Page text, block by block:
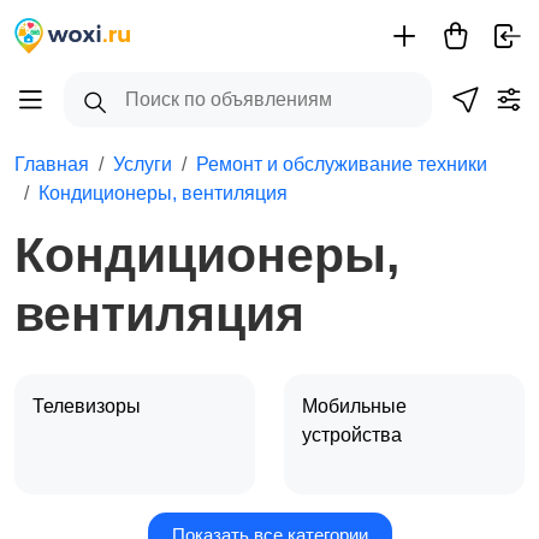
Главная Услуги
Ремонт и обслуживание техники
Кондиционеры, вентиляция
Кондиционеры,
вентиляция
Телевизоры
Мобильные
устройства
Показать все категории